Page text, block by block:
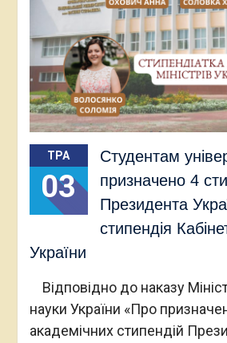
ТРА
03
Студентам
призначено 4
Президента
стипендія
України
Відповідно до наказу
науки України «Про
академічних стипендій